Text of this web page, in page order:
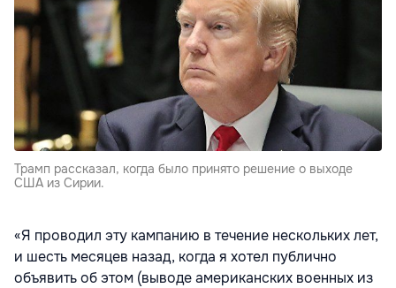
Трамп рассказал, когда было принято решение о выходе
США из Сирии.
«Я проводил эту кампанию в течение нескольких лет,
и шесть месяцев назад, когда я хотел публично
объявить об этом (выводе американских военных из